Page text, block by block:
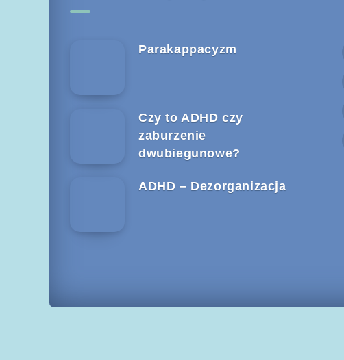
Parakappacyzm
Czy to ADHD czy
zaburzenie
dwubiegunowe?
ADHD – Dezorganizacja